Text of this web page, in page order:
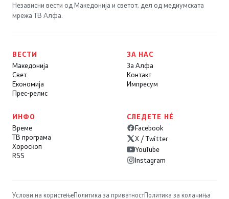
Независни вести од Македонија и светот, дел од медиумската
мрежа ТВ Алфа.
ВЕСТИ
Македонија
Свет
Економија
Прес-релис
ЗА НАС
За Алфа
Контакт
Импресум
ИНФО
Време
ТВ програма
Хороскоп
RSS
СЛЕДЕТЕ НÉ
Facebook
X / Twitter
YouTube
Instagram
Услови на користењеПолитика за приватностПолитика за колачиња